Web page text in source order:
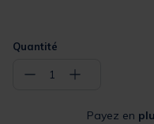
Quantité
− 1 +
Payez en